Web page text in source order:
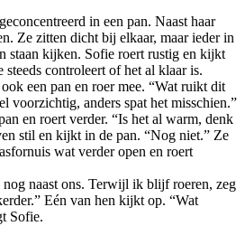
in een pan. Naast haar
Ze zitten dicht bij elkaar, maar ieder in
staan kijken. Sofie roert rustig en kijkt
steeds controleert of het al klaar is.
een pan en roer mee. “Wat ruikt dit
voorzichtig, anders spat het misschien.”
en roert verder. “Is het al warm, denk
stil en kijkt in de pan. “Nog niet.” Ze
wat verder open en roert
nog naast ons. Terwijl ik blijf roeren, zeg
Eén van hen kijkt op. “Wat
Sofie.